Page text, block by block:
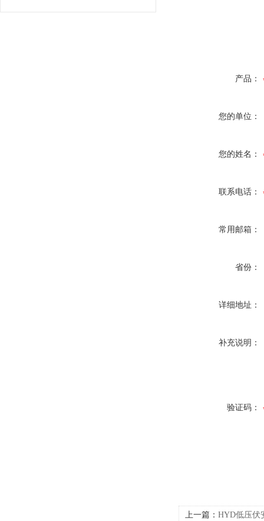
产品：
您的单位：
您的姓名：
联系电话：
常用邮箱：
省份：
详细地址：
补充说明：
验证码：
上一篇： HYD低压伏